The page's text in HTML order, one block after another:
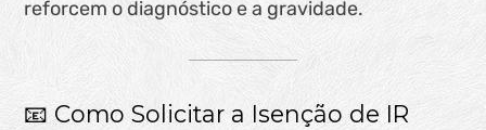
reforcem o diagnóstico e a gravidade.
📧 Como Solicitar a Isenção de IR